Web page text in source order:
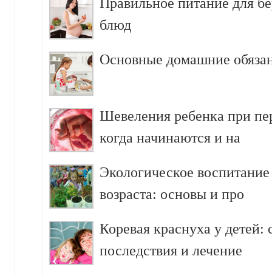
блюд
Основные домашние
Шевеления ребенка при
когда начинаются и на
Экологическое
возраста: основы и про
Коревая краснуха у
последствия и лечение